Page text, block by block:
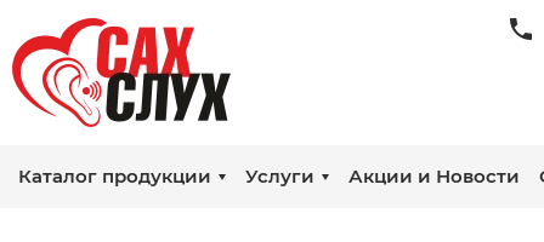
Каталог продукции Услуги Акции и Новости